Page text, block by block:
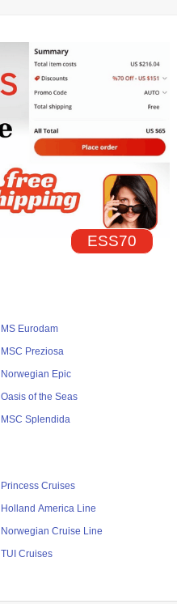
ESS70
MS Eurodam
MSC Preziosa
Norwegian Epic
Oasis of the Seas
MSC Splendida
Princess Cruises
Holland America Line
Norwegian Cruise Line
TUI Cruises